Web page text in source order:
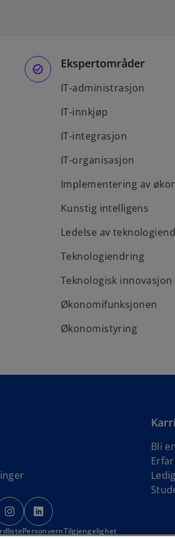
Ekspertområder
IT-administrasjon
IT-innkjøp
IT-integrasjon
IT-organisasjon
Implementering av
Kunstig intelligens
Ledelse av
Teknologiendring
Teknologisk innovasjon
Økonomifunksjonen
Økonomistyring
Bli
o
p
e
p
e
PersonvernTilgjengelighet